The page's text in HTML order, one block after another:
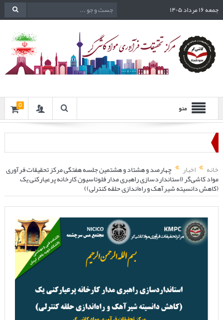
جمعه ۱۶ مرداد ۱۴۰۵
منو 0
خانه اخبار چهارصد و هشتاد و هشتمین جلسه هفتگی مرکز تحقیقات فرآوری
مواد کاشی‌گر (استانداردسازی راهبری مدار فلوتاسیون کارخانه پرعیارکنی یک
(کاهش دانسیته شیرآهک و راه‌اندازی حلقه کنترلی))